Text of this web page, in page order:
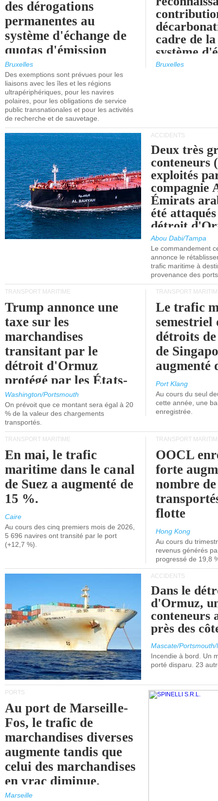
des dérogations
permanentes au
système d'échange de
quotas d'émission
maritimes de l'UE
après 2030.
Bruxelles
Des exemptions sont prévues pour les
liaisons avec les îles et les régions
ultrapériphériques, pour les navires
polaires, pour les obligations de service
public transnationales et pour les activités
de recherche et de sauvetage.
cadre de
système
quotas
Bruxelles
ACCIDENTS
Deux très
conteneurs
exploités
compagnie
Émirats
été
détroit
Abou Dabi/Tampa
Le commandement
annonce le
trafic maritime à
provenance des
TRANSPORT MARITIME
Trump annonce une
taxe sur les
marchandises
transitant par le
détroit d'Ormuz
protégé par les États-
Unis.
Washington/Portsmouth
On prévoit que ce montant sera égal à 20
% de la valeur des chargements
transportés.
TRANSPORT
Le trafic
semestriel
détroits
de
augmenté
Port Klang
Au cours du seul
cette année, une
enregistrée.
TRANSPORT MARITIME
En mai, le trafic
maritime dans le canal
de Suez a augmenté de
15 %.
Caire
Au cours des cinq premiers mois de 2026,
5 696 navires ont transité par le port
(+12,7 %).
TRANSPORT
OOCL
forte
nombre
flotte
Hong Kong
Au cours du
revenus générés
progressé de 19,8
ACCIDENTS
Dans le
d'Ormuz,
conteneurs
près des
Mascate/
Incendie à bord. Un
porté disparu. 23
PORTS
Au port de Marseille-
Fos, le trafic de
marchandises diverses
augmente tandis que
celui des marchandises
en vrac diminue.
Marseille